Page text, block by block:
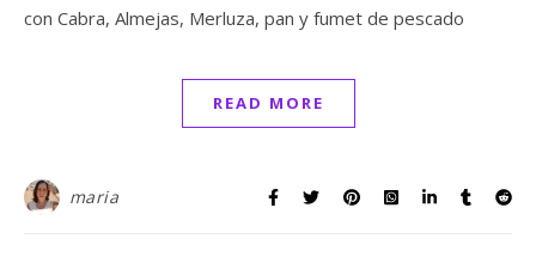
con Cabra, Almejas, Merluza, pan y fumet de pescado
READ MORE
maria